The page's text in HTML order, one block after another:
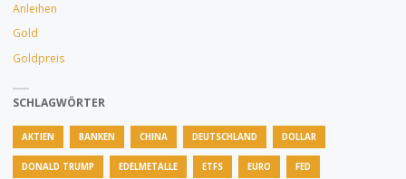
Anleihen
Gold
Goldpreis
SCHLAGWÖRTER
AKTIEN BANKEN CHINA DEUTSCHLAND DOLLAR
DONALD TRUMP EDELMETALLE ETFS EURO FED